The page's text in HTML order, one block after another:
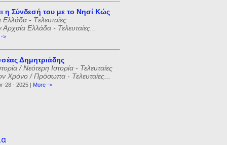
η Σύνδεσή του με το Νησί Κώς
- Tελευταίες
Ελλάδα - Τελευταίες...
->
Δημητριάδης
/ Νεότερη Ιστορία - Τελευταίες
Χρόνο / Πρόσωπα - Τελευταίες...
28 - 2025 | More ->